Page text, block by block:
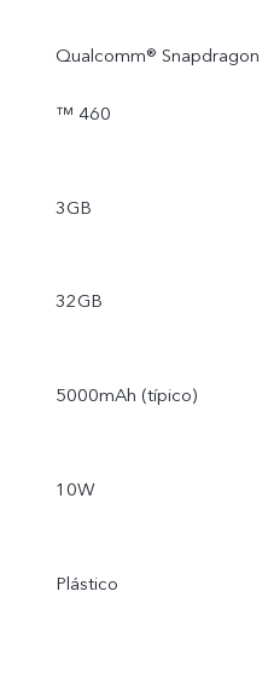
Qualcomm® Snapdragon
™ 460
3GB
32GB
5000mAh (típico)
10W
Plástico